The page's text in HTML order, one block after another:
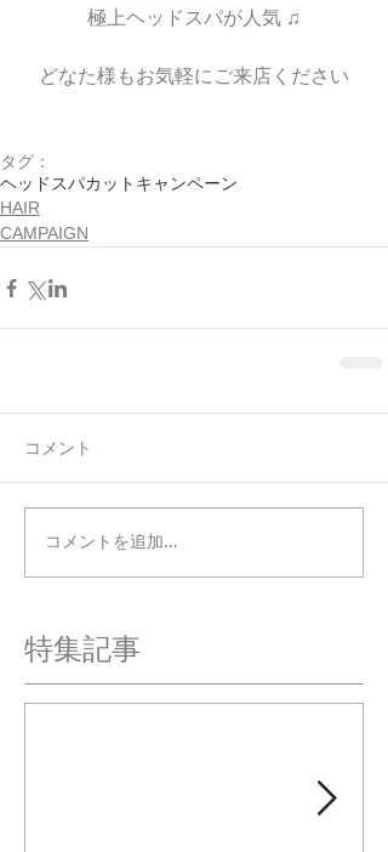
極上ヘッドスパが人気 ♫
どなた様もお気軽にご来店ください
タグ：
ヘッドスパカット キャンペーン
HAIR
CAMPAIGN
コメント
コメントを追加…
特集記事